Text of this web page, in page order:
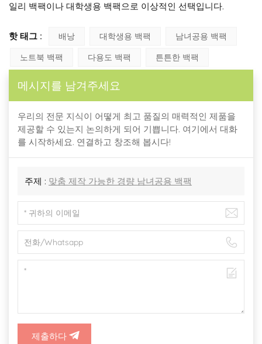
일리 백팩이나 대학생용 백팩으로 이상적인 선택입니다.
핫 태그 : 배낭 대학생용 백팩
남녀공용 백팩
노트북 백팩
다용도 백팩 튼튼한 백팩
메시지를 남겨주세요
우리의 전문 지식이 어떻게 최고 품질의 매력적인 제품을
제공할 수 있는지 논의하게 되어 기쁩니다. 여기에서 대화
를 시작하세요. 연결하고 창조해 봅시다!
주제 : 맞춤 제작 가능한 경량 남녀공용 백팩
제출하다